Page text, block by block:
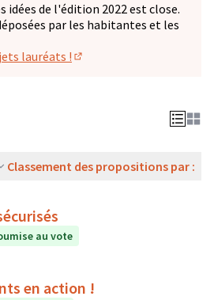
idées de l'édition 2022 est close.
par les habitantes et les
lauréats !
Classement des propositions par :
au vote
en action !